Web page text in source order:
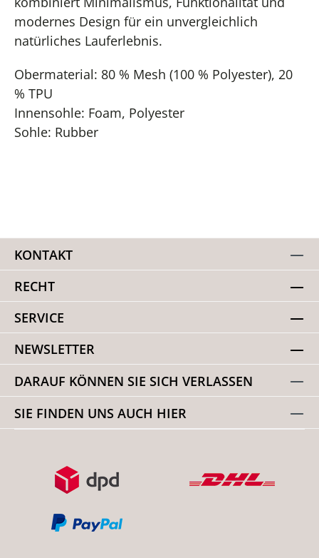
modernes Design für ein unvergleichlich
natürliches Lauferlebnis.
Obermaterial: 80 % Mesh (100 % Polyester), 20
% TPU
Innensohle: Foam, Polyester
Sohle: Rubber
KONTAKT
RECHT
SERVICE
NEWSLETTER
DARAUF KÖNNEN SIE SICH VERLASSEN
SIE FINDEN UNS AUCH HIER